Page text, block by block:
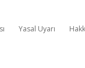
Yasal Uyarı